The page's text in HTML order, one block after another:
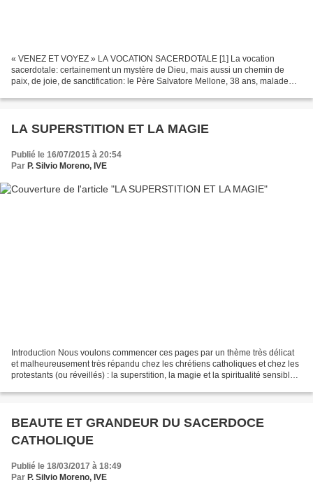
« VENEZ ET VOYEZ » LA VOCATION SACERDOTALE [1] La vocation
sacerdotale: certainement un mystère de Dieu, mais aussi un chemin de
paix, de joie, de sanctification: le Père Salvatore Mellone, 38 ans, malade
LA SUPERSTITION ET LA MAGIE
Publié le 16/07/2015 à 20:54
Par P. Silvio Moreno, IVE
Introduction Nous voulons commencer ces pages par un thème très délicat
et malheureusement très répandu chez les chrétiens catholiques et chez les
protestants (ou réveillés) : la superstition, la magie et la spiritualité sensible
BEAUTE ET GRANDEUR DU SACERDOCE
CATHOLIQUE
Publié le 18/03/2017 à 18:49
Par P. Silvio Moreno, IVE